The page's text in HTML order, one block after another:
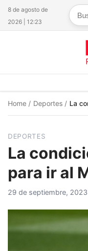
8 de agosto de
2026 | 12:23
Home / Deportes / La
DEPORTES
La
para ir al
29 de septiembre, 2023